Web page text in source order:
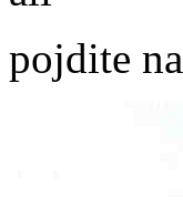
pojdite na